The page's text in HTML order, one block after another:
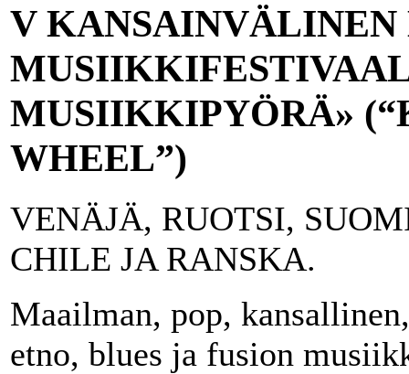
V
MUSIIKKIPYÖRÄ»
WHEEL”)
VENÄJÄ, RUOTSI,
CHILE JA RANSKA.
Maailman, pop,
etno, blues ja fusion